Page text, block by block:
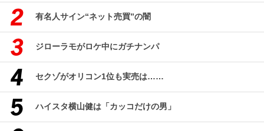
有名人サイン“ネット売買”の闇
ジローラモがロケ中にガチナンパ
セクゾがオリコン1位も実売は……
ハイスタ横山健は「カッコだけの男」